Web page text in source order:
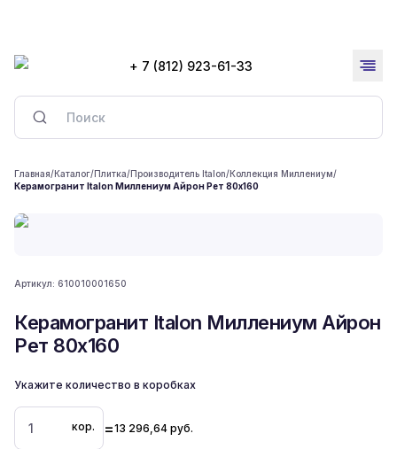
+ 7 (812) 923-61-33
Главная/Каталог/Плитка/Производитель Italon/Коллекция Миллениум/
Керамогранит Italon Миллениум Айрон Рет 80x160
Артикул: 610010001650
Керамогранит Italon Миллениум Айрон
Рет 80x160
Укажите количество в коробках
кор. =13 296,64 руб.